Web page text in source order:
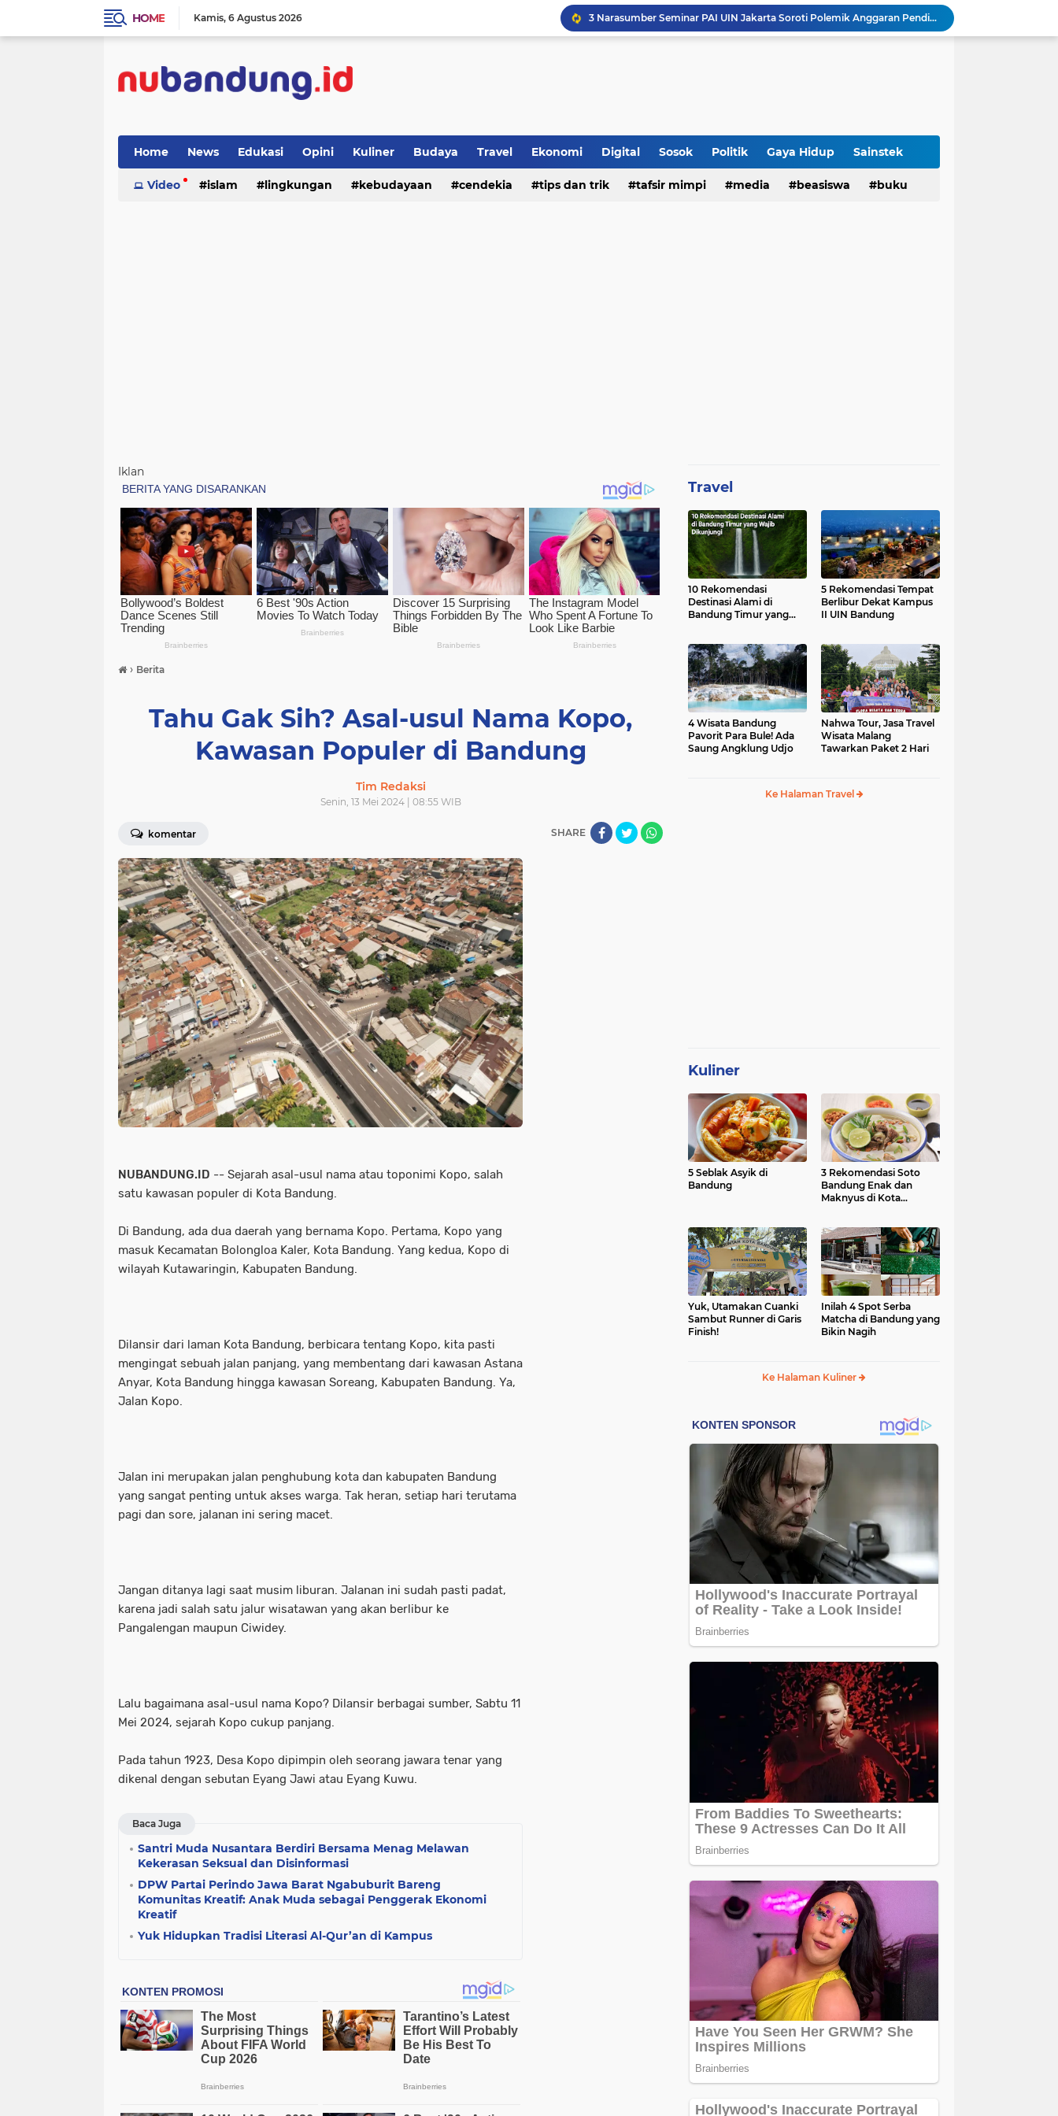
HOME Kamis 6 Agustus 2026
3 Narasumber Seminar PAI UIN Jakarta Soroti Polemik Anggaran Pendidikan untuk MBG
Sinergi Penguatan Zona Integritas, FST UIN Bandung Targetkan WBK
Jalan Redup Agama: Catatan untuk Munas-Kobes NU
Dari UAS Berbasis Proyek, Mahasiswa AFI dan S2 Studi Agama-Agama UIN Bandung Hadirkan Seminar dan Pentas Seni Moderasi Beragama
Home News Edukasi Opini Kuliner Budaya Travel Ekonomi Digital Sosok Politik Gaya Hidup Sainstek
Video islam lingkungan kebudayaan cendekia tips dan trik tafsir mimpi media beasiswa buku
Iklan
› Berita
Tahu Gak Sih? Asal-usul Nama Kopo,
Kawasan Populer di Bandung
Tim Redaksi
Senin, 13 Mei 2024 | 08:55 WIB
komentar SHARE
NUBANDUNG.ID -- Sejarah asal-usul nama atau toponimi Kopo, salah
satu kawasan populer di Kota Bandung.
Di Bandung, ada dua daerah yang bernama Kopo. Pertama, Kopo yang
masuk Kecamatan Bolongloa Kaler, Kota Bandung. Yang kedua, Kopo di
wilayah Kutawaringin, Kabupaten Bandung.
Dilansir dari laman Kota Bandung, berbicara tentang Kopo, kita pasti
mengingat sebuah jalan panjang, yang membentang dari kawasan Astana
Anyar, Kota Bandung hingga kawasan Soreang, Kabupaten Bandung. Ya,
Jalan Kopo.
Jalan ini merupakan jalan penghubung kota dan kabupaten Bandung
yang sangat penting untuk akses warga. Tak heran, setiap hari terutama
pagi dan sore, jalanan ini sering macet.
Jangan ditanya lagi saat musim liburan. Jalanan ini sudah pasti padat,
karena jadi salah satu jalur wisatawan yang akan berlibur ke
Pangalengan maupun Ciwidey.
Lalu bagaimana asal-usul nama Kopo? Dilansir berbagai sumber, Sabtu 11
Mei 2024, sejarah Kopo cukup panjang.
Pada tahun 1923, Desa Kopo dipimpin oleh seorang jawara tenar yang
dikenal dengan sebutan Eyang Jawi atau Eyang Kuwu.
Baca Juga
Santri Muda Nusantara Berdiri Bersama Menag Melawan
Kekerasan Seksual dan Disinformasi
DPW Partai Perindo Jawa Barat Ngabuburit Bareng
Komunitas Kreatif: Anak Muda sebagai Penggerak Ekonomi
Kreatif
Yuk Hidupkan Tradisi Literasi Al-Qur’an di Kampus
Travel
10 Rekomendasi
Destinasi Alami di
Bandung Timur yang
5 Rekomendasi Tempat
Berlibur Dekat Kampus
II UIN Bandung
4 Wisata Bandung
Pavorit Para Bule! Ada
Saung Angklung Udjo
Nahwa Tour, Jasa Travel
Wisata Malang
Tawarkan Paket 2 Hari
Ke Halaman Travel
Kuliner
5 Seblak Asyik di
Bandung
3 Rekomendasi Soto
Bandung Enak dan
Maknyus di Kota
Yuk, Utamakan Cuanki
Sambut Runner di Garis
Finish!
Inilah 4 Spot Serba
Matcha di Bandung yang
Bikin Nagih
Ke Halaman Kuliner